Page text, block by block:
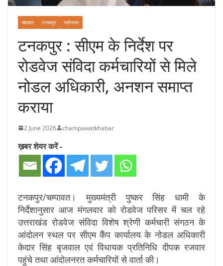
चंपावत टनकपुर नवीनतम
टनकपुर : सीएम के निर्देश पर
रोडवेज संविदा कर्मचारियों से मिले
नोडल अधिकारी, अनशन समाप्त
कराया
2 June 2026 champawatkhabar
ख़बर शेयर करें -
टनकपुर/चम्पावत। मुख्यमंत्री पुष्कर सिंह धामी के
निर्देशानुसार आज मंगलवार को रोडवेज परिसर में चल रहे
उत्तराखंड रोडवेज संविदा विशेष श्रेणी कर्मचारी संगठन के
आंदोलन स्थल पर सीएम कैंप कार्यालय के नोडल अधिकारी
केदार सिंह बृजवाल एवं विधायक प्रतिनिधि दीपक रजवार
पहुंचे तथा आंदोलनरत कर्मचारियों से वार्ता की।